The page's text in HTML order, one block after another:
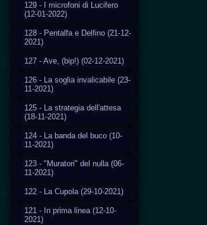
129 - I microfoni di Lucifero
(12-01-2022)
128 - Pentalfa e Delfino (21-12-
2021)
127 - Ave, (bip!) (02-12-2021)
126 - La soglia invalicabile (23-
11-2021)
125 - La strategia dell'attesa
(18-11-2021)
124 - La banda del buco (10-
11-2021)
123 - "Muratori" del nulla (06-
11-2021)
122 - La Cupola (29-10-2021)
121 - In prima linea (12-10-
2021)